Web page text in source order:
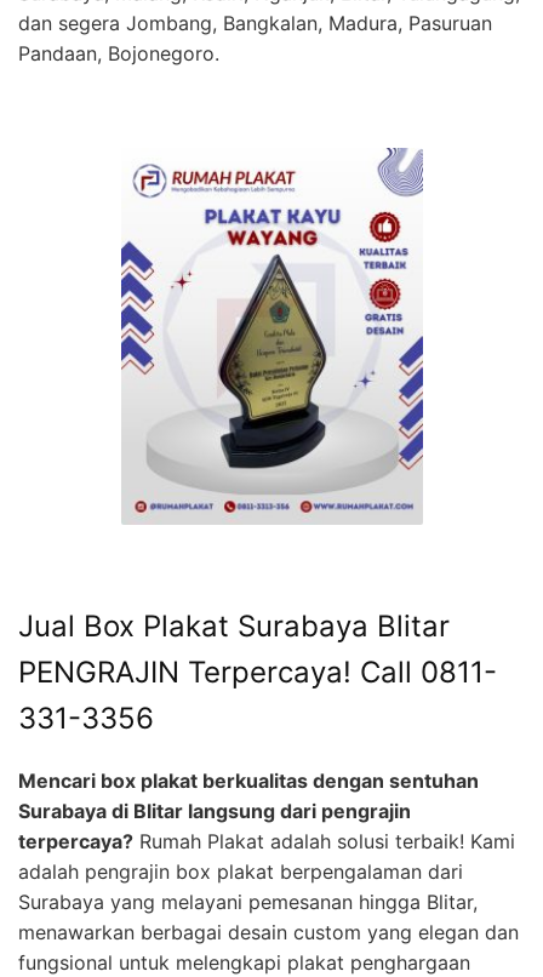
dan segera Jombang, Bangkalan, Madura, Pasuruan
Pandaan, Bojonegoro.
Jual Box Plakat Surabaya Blitar
PENGRAJIN Terpercaya! Call 0811-
331-3356
Mencari box plakat berkualitas dengan sentuhan
Surabaya di Blitar langsung dari pengrajin
terpercaya? Rumah Plakat adalah solusi terbaik! Kami
adalah pengrajin box plakat berpengalaman dari
Surabaya yang melayani pemesanan hingga Blitar,
menawarkan berbagai desain custom yang elegan dan
fungsional untuk melengkapi plakat penghargaan